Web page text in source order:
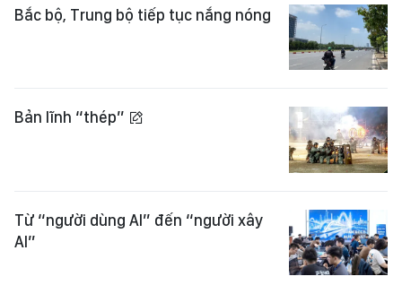
Bắc bộ, Trung bộ tiếp tục nắng nóng
Bản lĩnh “thép”
Từ “người dùng AI” đến “người xây
AI”